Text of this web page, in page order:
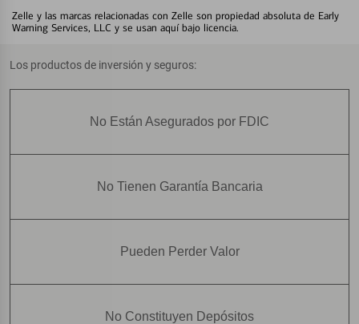
Zelle y las marcas relacionadas con Zelle son propiedad absoluta de Early
Warning Services, LLC y se usan aquí bajo licencia.
Los productos de inversión y seguros:
No Están Asegurados por FDIC
No Tienen Garantía Bancaria
Pueden Perder Valor
No Constituyen Depósitos